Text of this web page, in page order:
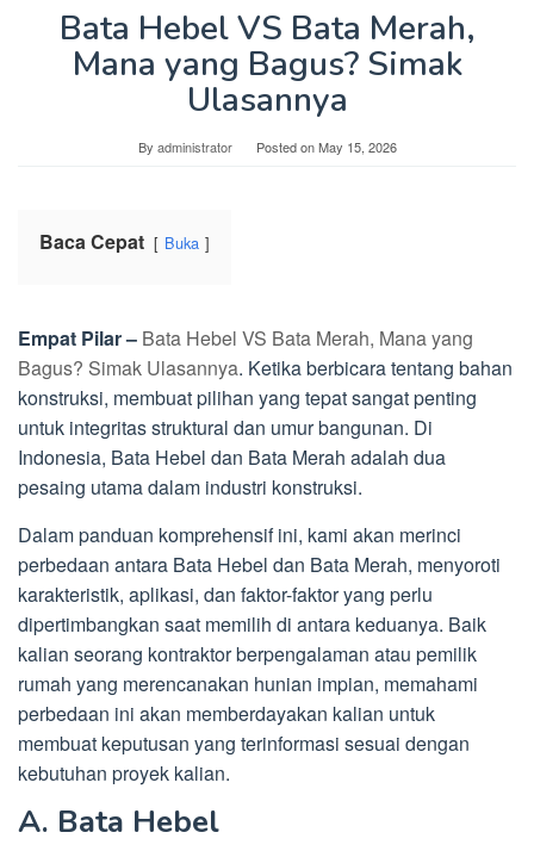
Bata Hebel VS Bata Merah,
Mana yang Bagus? Simak
Ulasannya
By administrator Posted onMay 15, 2026
Baca Cepat Buka
Empat Pilar – Bata Hebel VS Bata Merah, Mana yang
Bagus? Simak Ulasannya. Ketika berbicara tentang bahan
konstruksi, membuat pilihan yang tepat sangat penting
untuk integritas struktural dan umur bangunan. Di
Indonesia, Bata Hebel dan Bata Merah adalah dua
pesaing utama dalam industri konstruksi.
Dalam panduan komprehensif ini, kami akan merinci
perbedaan antara Bata Hebel dan Bata Merah, menyoroti
karakteristik, aplikasi, dan faktor-faktor yang perlu
dipertimbangkan saat memilih di antara keduanya. Baik
kalian seorang kontraktor berpengalaman atau pemilik
rumah yang merencanakan hunian impian, memahami
perbedaan ini akan memberdayakan kalian untuk
membuat keputusan yang terinformasi sesuai dengan
kebutuhan proyek kalian.
A. Bata Hebel